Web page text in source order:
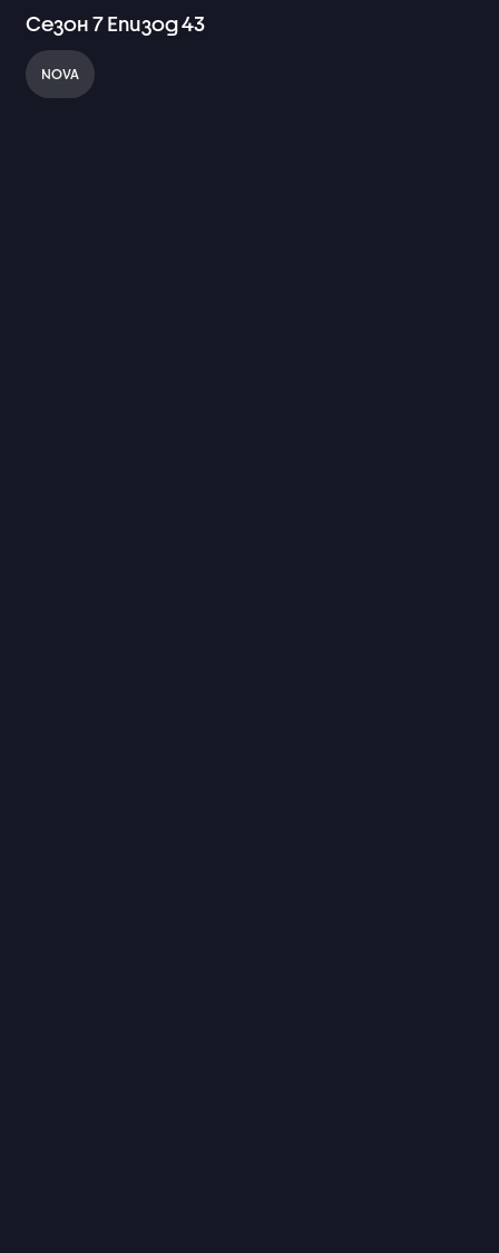
Сезон 7Епизод43
NOVA